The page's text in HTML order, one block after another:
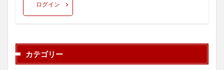
ログイン
カテゴリー